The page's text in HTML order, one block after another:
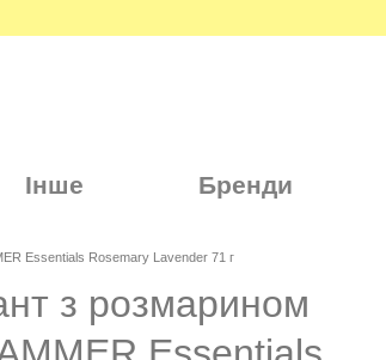
Інше Бренди
Essentials Rosemary Lavender 71 г
з розмарином